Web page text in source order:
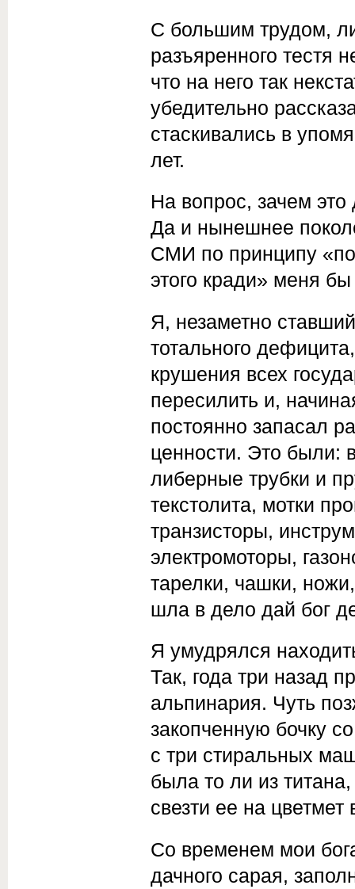
С большим трудом,
разъяренного тестя
что на него так
убедительно
стаскивались в
лет.
На вопрос, зачем это
Да и нынешнее
СМИ по принципу
этого кради» меня
Я, незаметно
тотального
крушения всех
пересилить и,
постоянно запасал
ценности. Это были:
либерные трубки и
текстолита, мотки
транзи­сторы,
электромото­ры,
тарелки, чашки,
шла в дело дай бог
Я умудрялся
Так, года три назад
альпинария. Чуть
закопченную бочку
с три стиральных
была то ли из
свезти ее на
Со временем мои
дачного сарая,